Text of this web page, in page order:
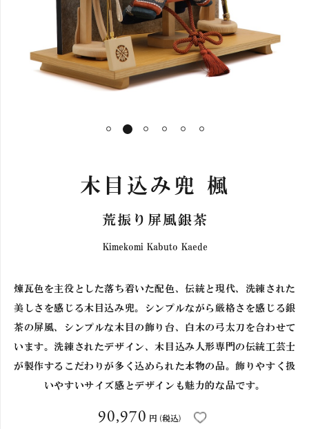
1 3 4 5 6
木目込み兜 楓
荒振り屏風銀茶
Kimekomi Kabuto Kaede
煉瓦色を主役とした落ち着いた配色、伝統と現代、洗練された
美しさを感じる木目込み兜。シンプルながら厳格さを感じる銀
茶の屏風、シンプルな木目の飾り台、白木の弓太刀を合わせて
います。洗練されたデザイン、木目込み人形専門の伝統工芸士
が製作するこだわりが多く込められた本物の品。飾りやすく扱
いやすいサイズ感とデザインも魅力的な品です。
90,970 円 (税込)